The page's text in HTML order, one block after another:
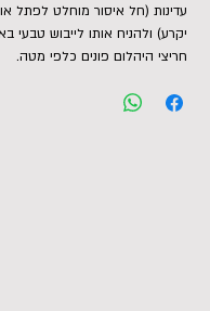
עדינות (חל איסור מוחלט לפתל
יקרע) ולהניח אותו לייבוש טבעי
חריצי היהלום פונים כלפי מטה.